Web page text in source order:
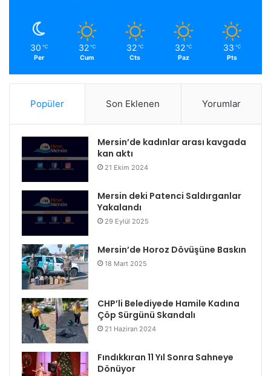
30 ℃
Per
32 ℃
Cum
32 ℃
Cts
32 ℃
Paz
33 ℃
Pts
Popüler Son Eklenen Yorumlar
Mersin’de kadınlar arası kavgada
kan aktı
21 Ekim 2024
Mersin deki Patenci Saldırganlar
Yakalandı
29 Eylül 2025
Mersin’de Horoz Dövüşüne Baskın
18 Mart 2025
CHP’li Belediyede Hamile Kadına
Çöp Sürgünü Skandalı
21 Haziran 2024
Fındıkkıran 11 Yıl Sonra Sahneye
Dönüyor